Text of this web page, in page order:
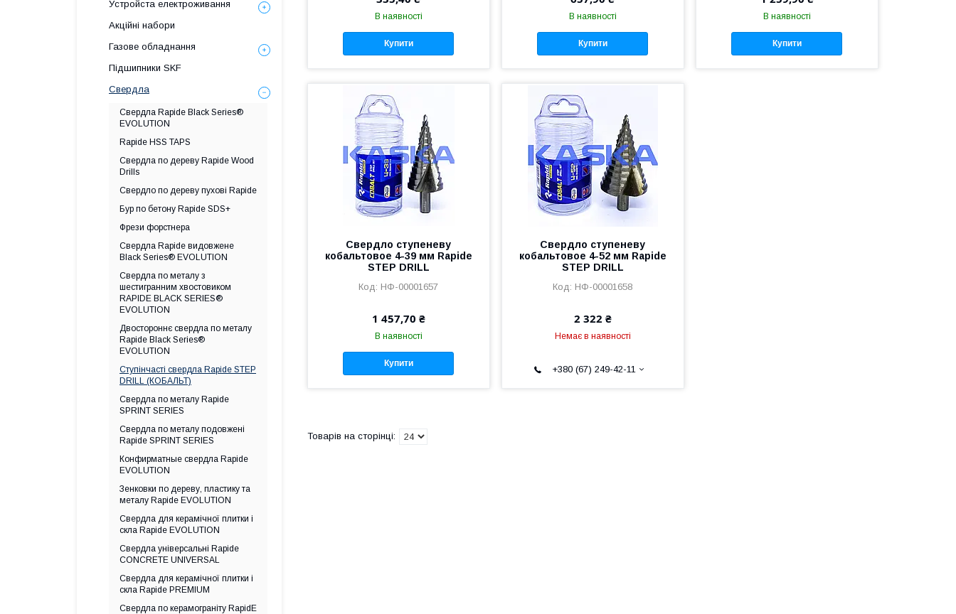
В наявності
Купити
В наявності
Купити
В наявності
Купити
Свердло ступеневу
кобальтовое 4-39 мм Rapide
STEP DRILL
НФ-00001657
1 457,70 ₴
В наявності
Купити
Свердло ступеневу
кобальтовое 4-52 мм Rapide
STEP DRILL
НФ-00001658
2 322 ₴
Немає в наявності
+380 (67) 249-42-11
Уcтpoйстa елeктpoживання
Акційні набори
Газове обладнання
Підшипники SKF
Свердла
Свердла Rapide Black Series®
EVOLUTION
Rapide HSS TAPS
Свердла по дереву Rapide Wood
Drills
Свердло по дереву пухові Rapide
Бур по бетону Rapide SDS+
Фрези форстнера
Свердла Rapide видовжене
Black Series® EVOLUTION
Свердла по металу з
шестигранним хвостовиком
RAPIDE BLACK SERIES®
EVOLUTION
Двостороннє свердла по металу
Rapide Black Series®
EVOLUTION
Ступінчасті свердла Rapide STEP
DRILL (КОБАЛЬТ)
Свердла по металу Rapide
SPRINT SERIES
Свердла по металу подовжені
Rapide SPRINT SERIES
Конфирматные свердла Rapide
EVOLUTION
Зенковки по дереву, пластику та
металу Rapide EVOLUTION
Свердла для керамічної плитки і
скла Rapide EVOLUTION
Свердла універсальні Rapide
CONCRETE UNIVERSAL
Свердла для керамічної плитки і
скла Rapide PREMIUM
Свердла по керамограніту RapidE